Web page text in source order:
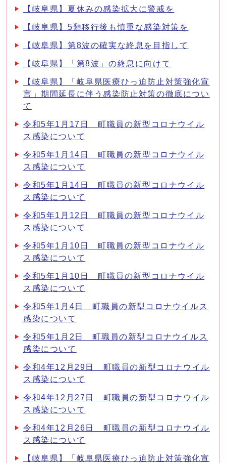
【岐阜県】夏休みの感染拡大に警戒を
【岐阜県】5類移行後も慎重な感染対策を
【岐阜県】第8波の確実な終息を目指して
【岐阜県】「第8波」の終息に向けて
【岐阜県】「岐阜県医療ひっ迫防止対策強化宣
言」期間延長に伴う感染防止対策の徹底につい
て
令和5年1月17日 町職員の新型コロナウイル
ス感染について
令和5年1月14日 町職員の新型コロナウイル
ス感染について
令和5年1月14日 町職員の新型コロナウイル
ス感染について
令和5年1月12日 町職員の新型コロナウイル
ス感染について
令和5年1月10日 町職員の新型コロナウイル
ス感染について
令和5年1月10日 町職員の新型コロナウイル
ス感染について
令和5年1月4日 町職員の新型コロナウイルス
感染について
令和5年1月2日 町職員の新型コロナウイルス
感染について
令和4年12月29日 町職員の新型コロナウイル
ス感染について
令和4年12月27日 町職員の新型コロナウイル
ス感染について
令和4年12月26日 町職員の新型コロナウイル
ス感染について
【岐阜県】「岐阜県医療ひっ迫防止対策強化宣